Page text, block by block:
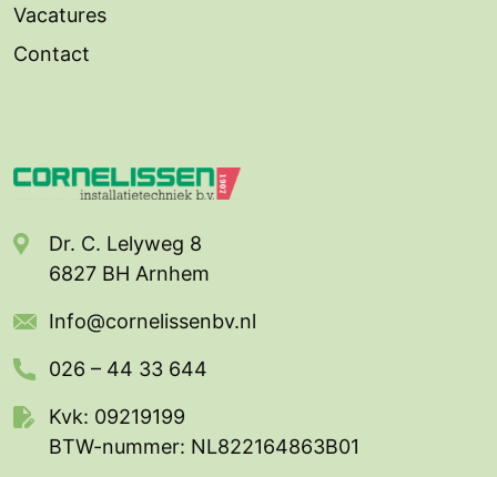
Vacatures
Contact
Dr. C. Lelyweg 8
6827 BH Arnhem
Info@cornelissenbv.nl
026 – 44 33 644
Kvk: 09219199
BTW-nummer: NL822164863B01